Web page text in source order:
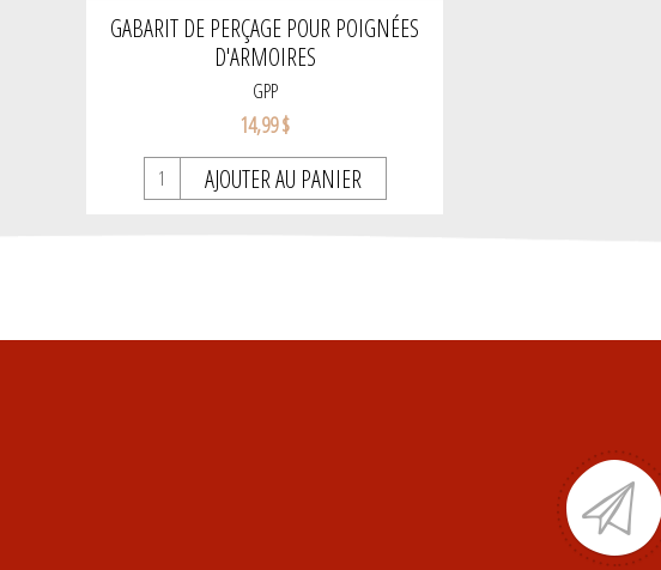
GABARIT DE PERÇAGE POUR POIGNÉES
D'ARMOIRES
GPP
14,99 $
AJOUTER AU PANIER